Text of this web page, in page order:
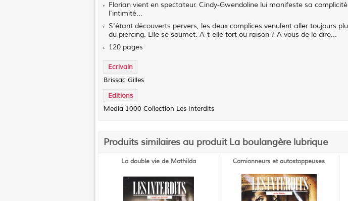
Florian vient en spectateur. Cindy-Gwendoline lui manifeste sa
l'intimité...
S'étant découverts pervers, les deux complices venulent aller toujours
du piercing. Elle se soumet. A-t-elle tort ou raison ? A vous de le dire...
120 pages
Ecrivain
Brissac Gilles
Editions
Media 1000 Collection Les Interdits
Produits similaires au produit La boulangère lubrique
La double vie de Mathilda Camionneurs et autostoppeuses